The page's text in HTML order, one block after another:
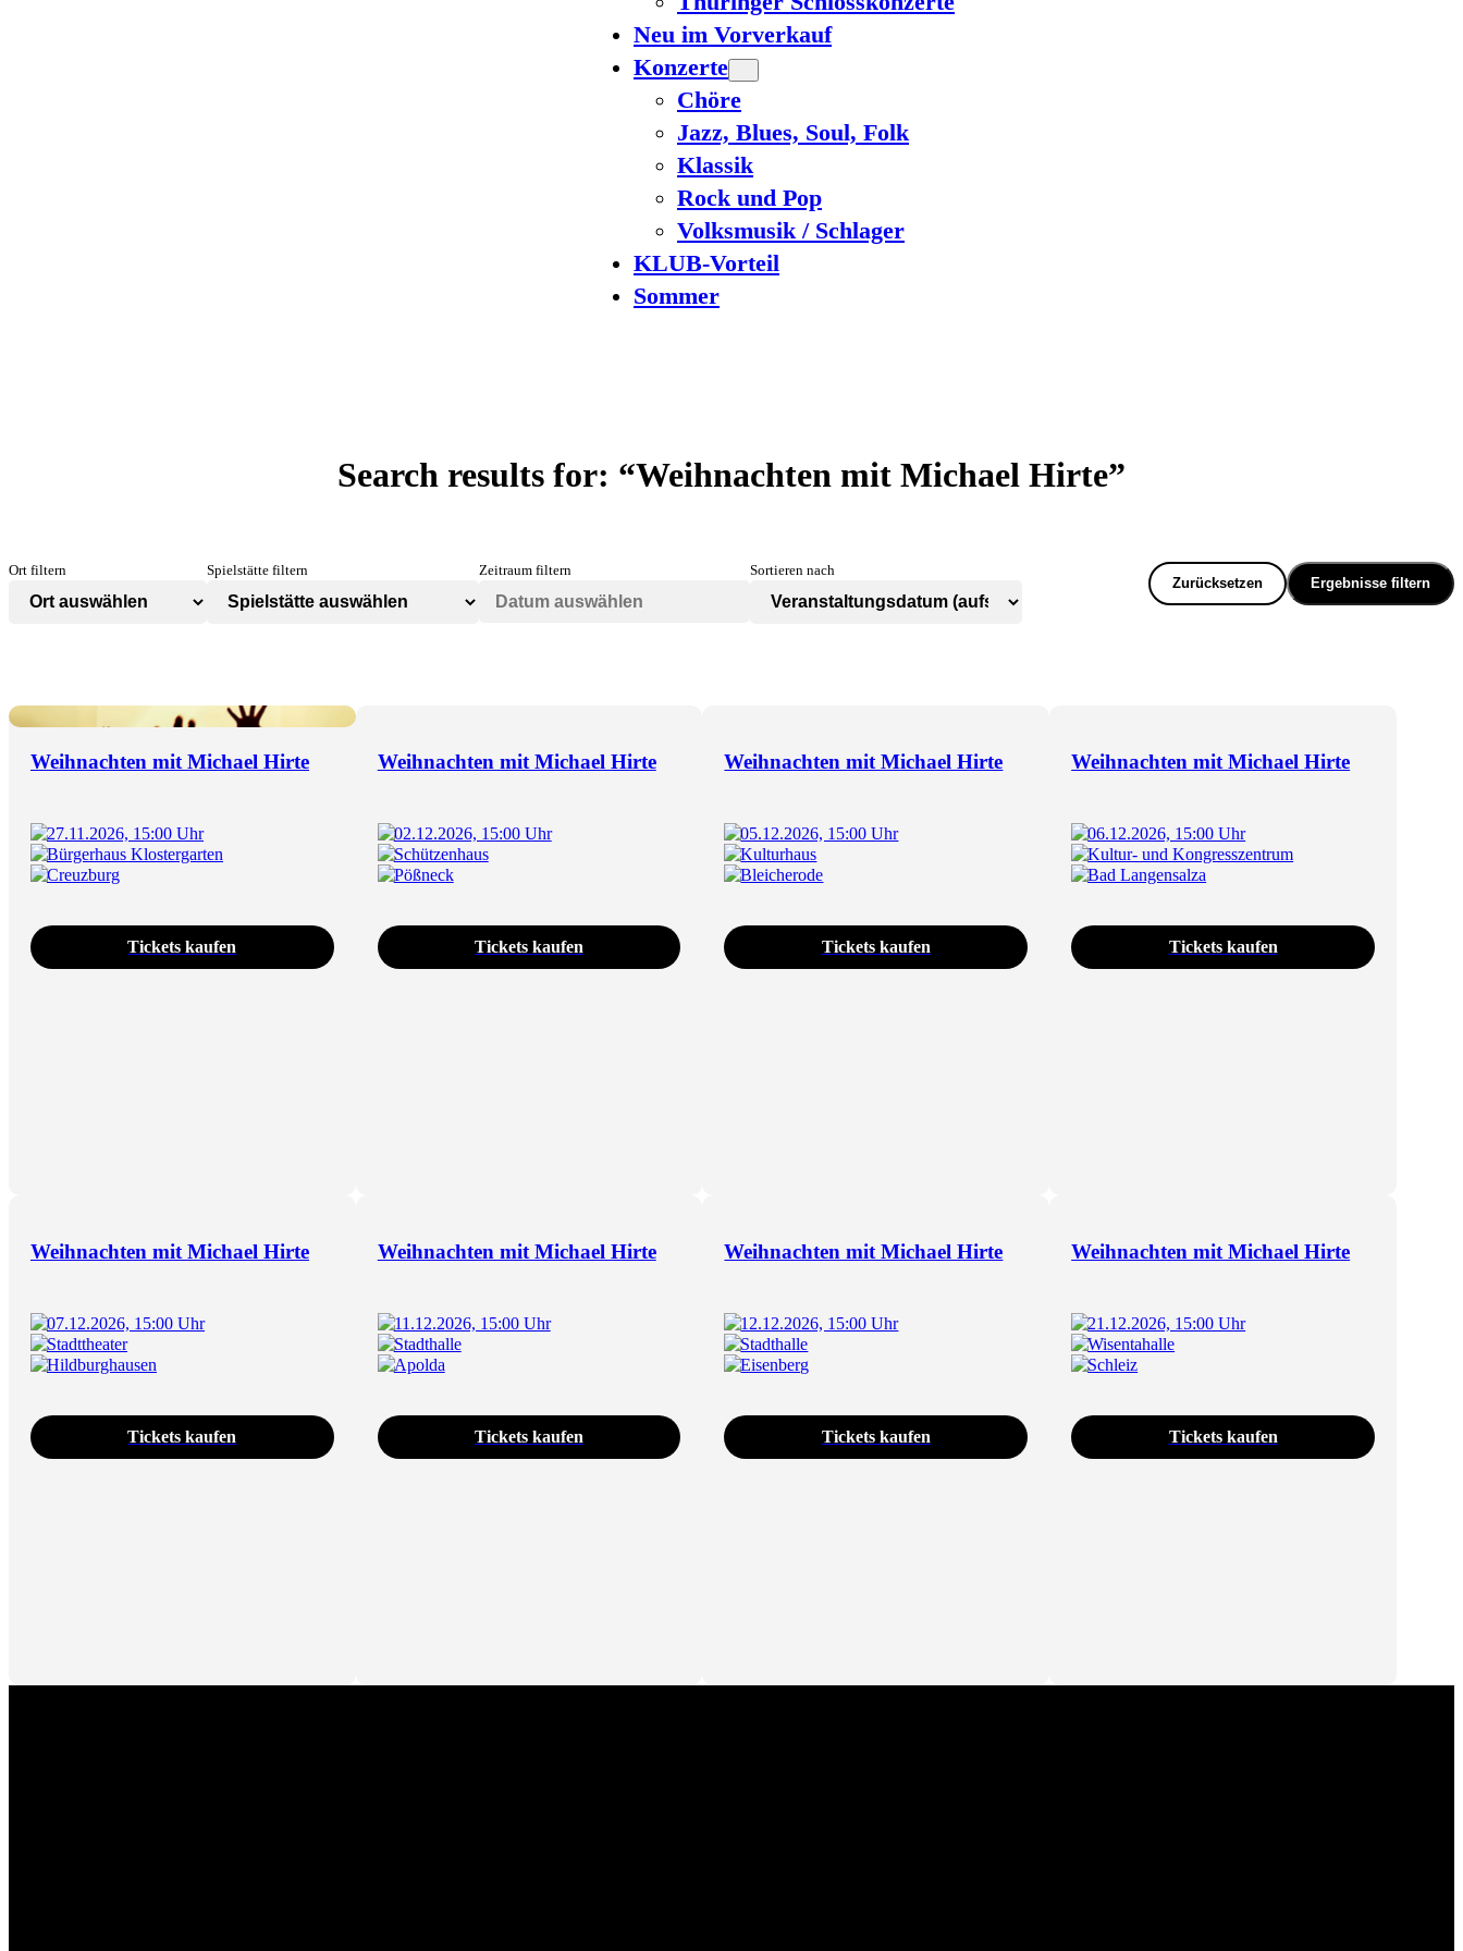
Neu im Vorverkauf
Konzerte
Chöre
Jazz, Blues, Soul, Folk
Klassik
Rock und Pop
Volksmusik / Schlager
KLUB-Vorteil
Sommer
Search results for: “Weihnachten mit Michael Hirte”
Ort filtern Spielstätte filtern Zeitraum filtern Sortieren nach
Zurücksetzen Ergebnisse filtern
Weihnachten mit Michael Hirte
27.11.2026, 15:00 Uhr
Bürgerhaus Klostergarten
Creuzburg
Tickets kaufen
Weihnachten mit Michael Hirte
02.12.2026, 15:00 Uhr
Schützenhaus
Pößneck
Tickets kaufen
Weihnachten mit Michael Hirte
05.12.2026, 15:00 Uhr
Kulturhaus
Bleicherode
Tickets kaufen
Weihnachten mit Michael Hirte
06.12.2026, 15:00 Uhr
Kultur- und Kongresszentrum
Bad Langensalza
Tickets kaufen
Weihnachten mit Michael Hirte
07.12.2026, 15:00 Uhr
Stadttheater
Hildburghausen
Tickets kaufen
Weihnachten mit Michael Hirte
11.12.2026, 15:00 Uhr
Stadthalle
Apolda
Tickets kaufen
Weihnachten mit Michael Hirte
12.12.2026, 15:00 Uhr
Stadthalle
Eisenberg
Tickets kaufen
Weihnachten mit Michael Hirte
21.12.2026, 15:00 Uhr
Wisentahalle
Schleiz
Tickets kaufen